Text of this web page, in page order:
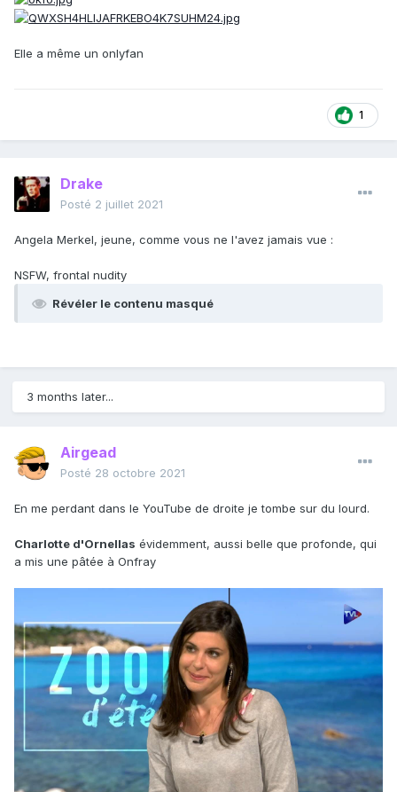
Elle a même un onlyfan
1
Drake
Posté 2 juillet 2021
Angela Merkel, jeune, comme vous ne l'avez jamais vue :
NSFW, frontal nudity
Révéler le contenu masqué
3 months later...
Airgead
Posté 28 octobre 2021
En me perdant dans le YouTube de droite je tombe sur du lourd.
Charlotte d'Ornellas évidemment, aussi belle que profonde, qui
a mis une pâtée à Onfray